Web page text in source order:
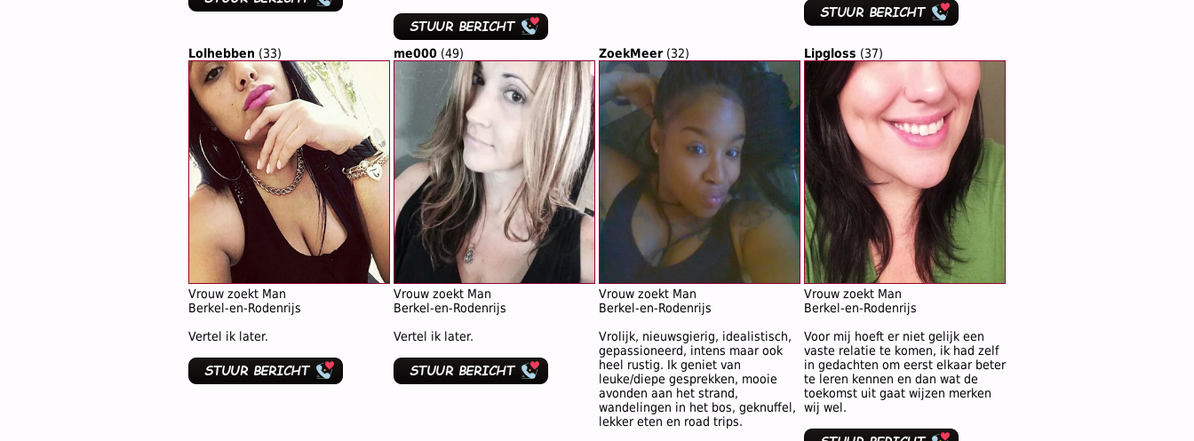
Lolhebben (33)
Vrouw zoekt Man
Berkel-en-Rodenrijs
Vertel ik later.
me000 (49)
Vrouw zoekt Man
Berkel-en-Rodenrijs
Vertel ik later.
ZoekMeer(32)
Vrouw zoekt Man
Berkel-en-Rodenrijs
Vrolijk, nieuwsgierig, idealistisch,
gepassioneerd, intens maar ook
heel rustig. Ik geniet van
leuke/diepe gesprekken, mooie
avonden aan het strand,
wandelingen in het bos, geknuffel,
lekker eten en road trips.
Lipgloss (37)
Vrouw zoekt Man
Berkel-en-Rodenrijs
Voor mij hoeft er niet gelijk een
vaste relatie te komen, ik had zelf
in gedachten om eerst elkaar beter
te leren kennen en dan wat de
toekomst uit gaat wijzen merken
wij wel.